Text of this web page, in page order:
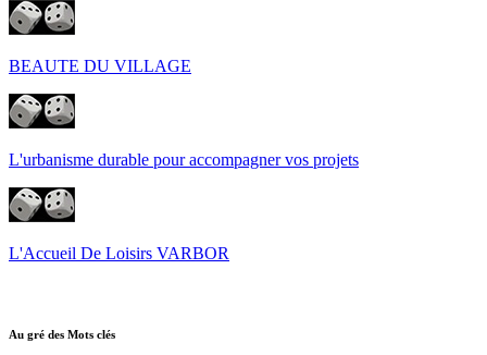
BEAUTE DU VILLAGE
L'urbanisme durable pour accompagner vos projets
L'Accueil De Loisirs VARBOR
Au gré des Mots clés